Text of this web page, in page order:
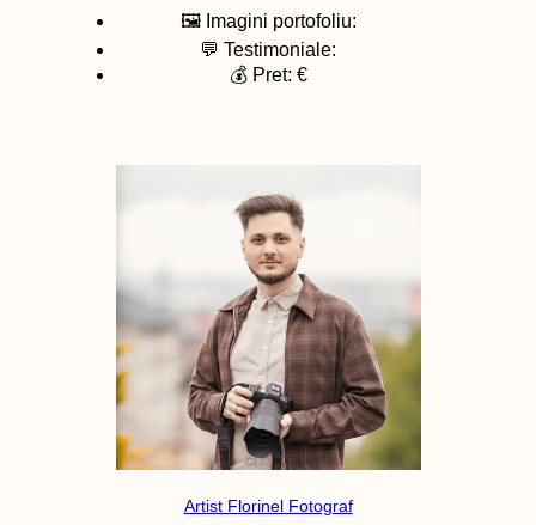
🖼️ Imagini portofoliu:
💬 Testimoniale:
💰 Pret: €
Artist Florinel Fotograf